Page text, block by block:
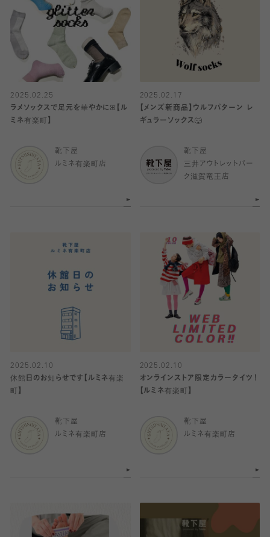
2025.02.25
ラメソックスで足元を華やかにꕤ【ル
ミネ有楽町】
靴下屋
ルミネ有楽町店
2025.02.17
【メンズ新商品】ウルフパターン レ
ギュラーソックス🐺
靴下屋
三井アウトレットパー
ク滋賀竜王店
2025.02.10
休館日のお知らせです【ルミネ有楽
町】
靴下屋
ルミネ有楽町店
2025.02.10
オンラインストア限定カラータイツ！
【ルミネ有楽町】
靴下屋
ルミネ有楽町店